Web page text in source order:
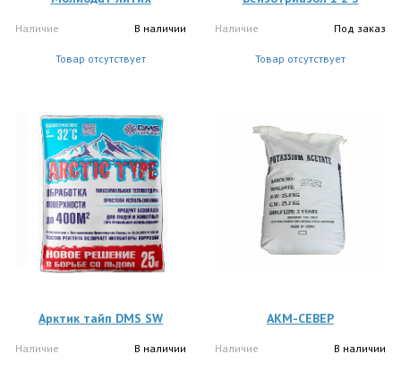
Наличие В наличии
Товар отсутствует
Наличие Под заказ
Товар отсутствует
Арктик тайп DMS SW
Наличие В наличии
АКМ-СЕВЕР
Наличие В наличии